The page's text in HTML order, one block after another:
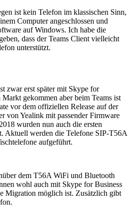
ist kein Telefon im klassischen Sinn,
Computer angeschlossen und
auf Windows. Ich habe die
dass der Teams Client vielleicht
unterstützt.
zwar erst später mit Skype for
gekommen aber beim Teams ist
vor dem offiziellen Release auf der
von Yealink mit passender Firmware
wurden nun auch die ersten
Aktuell werden die Telefone SIP-T56A
aufgeführt.
dem T56A WiFi und Bluetooth
wohl auch mit Skype for Business
Migration möglich ist. Zusätzlich gibt